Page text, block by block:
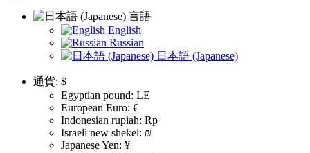
言語
English
Russian
日本語 (Japanese)
通貨: $
Egyptian pound: LE
European Euro: €
Indonesian rupiah: Rp
Israeli new shekel: ₪
Japanese Yen: ¥